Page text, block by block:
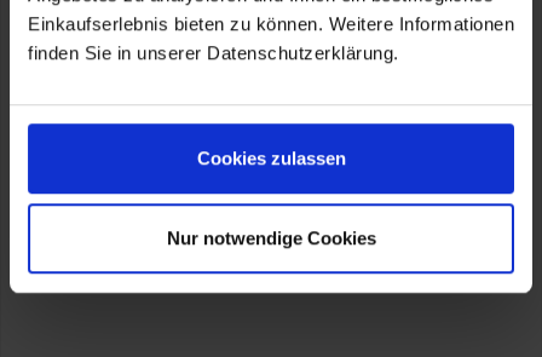
Einkaufserlebnis bieten zu können. Weitere Informationen
finden Sie in unserer Datenschutzerklärung.
Cookies zulassen
Nur notwendige Cookies
28800-001, 1x 42741-001 u. 2x 34080-101
Satz (rechts und links).
Dreck-/Oxidationsnester werden verschlossen.
Aus dem vollen Aluminium gedreht und gefräst.
Hochwertig eloxiert. Hart-Eloxal in silber.
Einfache, schnelle Montage.
5 Jahre Garantie.
Artikelnummer:42744-001